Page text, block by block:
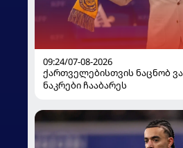
09:24/07-08-2026
ქართველებისთვის ნაცნობ
ნაკრები ჩააბარეს